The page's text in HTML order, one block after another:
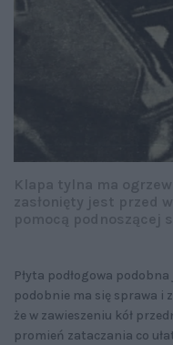
Płyta podłogowa
podobnie ma się sprawa i
że w zawieszeniu kół
promień zataczania co